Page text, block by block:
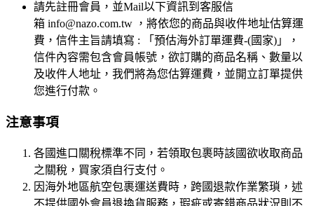
請先註冊會員，並Mail以下資訊到客服信
箱 info@nazo.com.tw ，將依您的商品與收件地址估算運
費，信件主旨請填寫 : 「預估海外訂單運費-(國家)」，
信件內容需包含會員帳號，欲訂購的商品名稱、數量以
及收件人地址，我們將為您估算運費，並開立訂單提供
您進行付款。
注意事項
各國進口關稅標準不同，若領取包裹時該國欲收取商品
之關稅，買家須自行支付。
因海外地區航空包裹運送費時，跨國退款作業繁瑣，述
不提供國外會員退換貨服務，瑕疵或寄錯商品狀況則不